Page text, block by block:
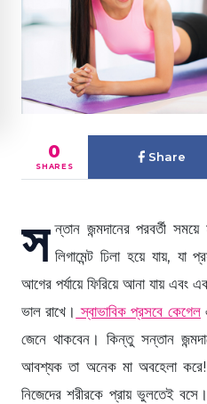
0
SHARES
Share
স ন্তান জন্মদানের পরবর্তী
লিগামেন্ট ঢিলা হয়ে যায়, যা
আগের পর্যায়ে ফিরিয়ে আনা যায় এবং
ভাল রাখে। স্বাভাবিক প্রসবে কেগেল
জেনে থাকবেন। কিন্তু সন্তান
আবশ্যক তা অনেক মা অবহেলা করে!
নিজেদের শরীরকে প্রায় ভুলতেই